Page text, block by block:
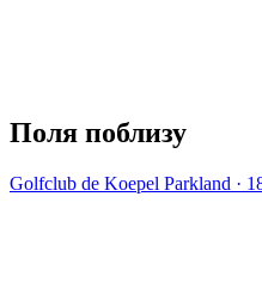
Поля поблизу
Golfclub de Koepel Parkland ·